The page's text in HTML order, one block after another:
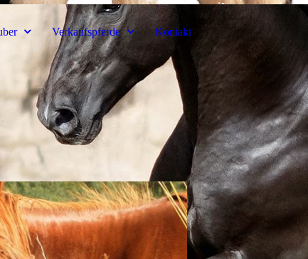
Verkaufspferde Kontakt